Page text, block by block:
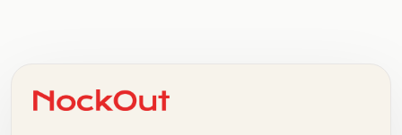
+   .   .   .   .   .   .   .   .   .   +   .   .